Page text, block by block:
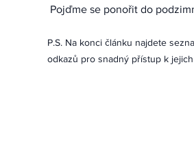
Pojďme se ponořit do
P.S. Na konci článku najdete
odkazů pro snadný přístup k jejich